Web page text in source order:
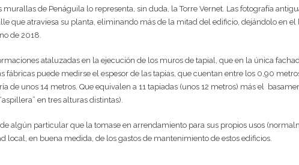
de Penáguila lo representa, sin duda, la Torre Vernet. Las fotografía
que atraviesa su planta, eliminando más de la mitad del edificio, dejándolo en
de 2018.
ataluzadas en la ejecución de los muros de tapial, que en la única
fábricas puede medirse el espesor de las tapias, que cuentan entre los 0,90
unos 14 metros. Que equivalen a 11 tapiadas (unos 12 metros) más el
en tres alturas distintas).
algún particular que la tomase en arrendamiento para sus propios usos
en buena medida, de los gastos de mantenimiento de estos edificios.